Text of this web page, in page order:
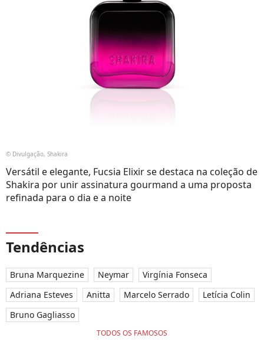
© Divulgação, Shakira
Versátil e elegante, Fucsia Elixir se destaca na coleção de
Shakira por unir assinatura gourmand a uma proposta
refinada para o dia e a noite
Tendências
Bruna Marquezine Neymar
Virgínia Fonseca
Adriana Esteves
Anitta Marcelo Serrado
Letícia Colin
Bruno Gagliasso
TODOS OS FAMOSOS